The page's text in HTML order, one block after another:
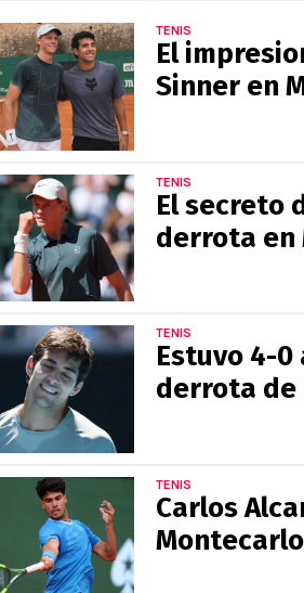
TENIS
El
Sinner en
TENIS
El secreto
derrota en
TENIS
Estuvo 4-
derrota de
TENIS
Carlos
Montecarlo